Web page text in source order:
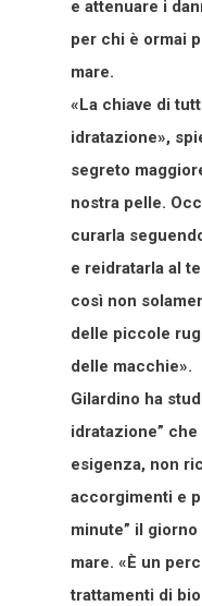
e attenuare i
per chi è ormai
mare.
«La chiave di
idratazione»,
segreto
nostra pelle.
curarla
e reidratarla al
così non
delle piccole
delle macchie».
Gilardino ha
idratazione”
esigenza, non
accorgimenti e
minute” il
mare. «È un
trattamenti di